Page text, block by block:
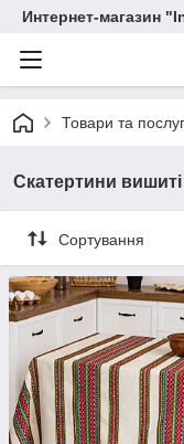
Интернет-магазин
Товари та
Скатертини
Сортування